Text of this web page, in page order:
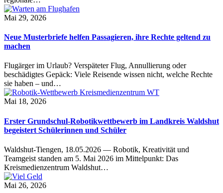
Mai 29, 2026
Neue Musterbriefe helfen Passagieren, ihre Rechte geltend zu
machen
Flugärger im Urlaub? Verspäteter Flug, Annullierung oder
beschädigtes Gepäck: Viele Reisende wissen nicht, welche Rechte
sie haben – und…
Mai 18, 2026
Erster Grundschul-Robotikwettbewerb im Landkreis Waldshut
begeistert Schülerinnen und Schüler
Waldshut-Tiengen, 18.05.2026 — Robotik, Kreativität und
Teamgeist standen am 5. Mai 2026 im Mittelpunkt: Das
Kreismedienzentrum Waldshut…
Mai 26, 2026